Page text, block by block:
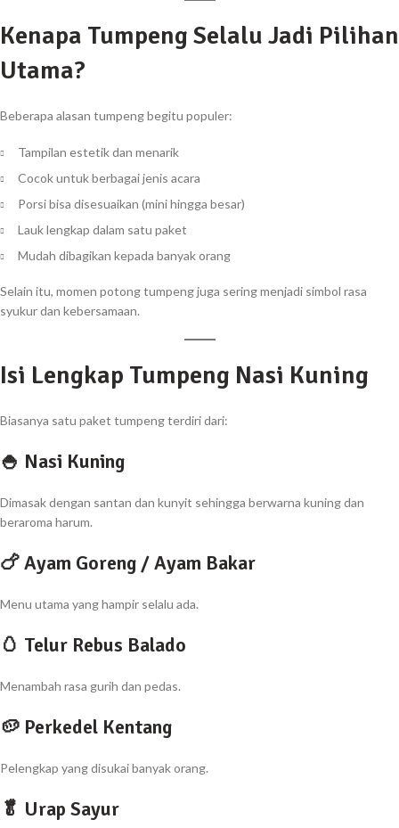
Kenapa Tumpeng Selalu Jadi Pilihan
Utama?
Beberapa alasan tumpeng begitu populer:
Tampilan estetik dan menarik
Cocok untuk berbagai jenis acara
Porsi bisa disesuaikan (mini hingga besar)
Lauk lengkap dalam satu paket
Mudah dibagikan kepada banyak orang
Selain itu, momen potong tumpeng juga sering menjadi simbol rasa
syukur dan kebersamaan.
Isi Lengkap Tumpeng Nasi Kuning
Biasanya satu paket tumpeng terdiri dari:
🍚 Nasi Kuning
Dimasak dengan santan dan kunyit sehingga berwarna kuning dan
beraroma harum.
🍗 Ayam Goreng / Ayam Bakar
Menu utama yang hampir selalu ada.
🥚 Telur Rebus Balado
Menambah rasa gurih dan pedas.
🥔 Perkedel Kentang
Pelengkap yang disukai banyak orang.
🥬 Urap Sayur